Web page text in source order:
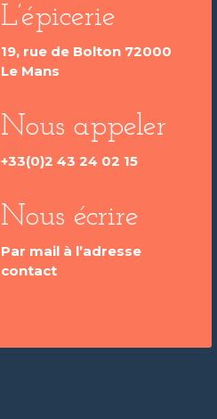
L’épicerie
19, rue de Bolton 72000
Le Mans
Nous appeler
+33(0)2 43 24 02 15
Nous écrire
Par mail à l’adresse
contact